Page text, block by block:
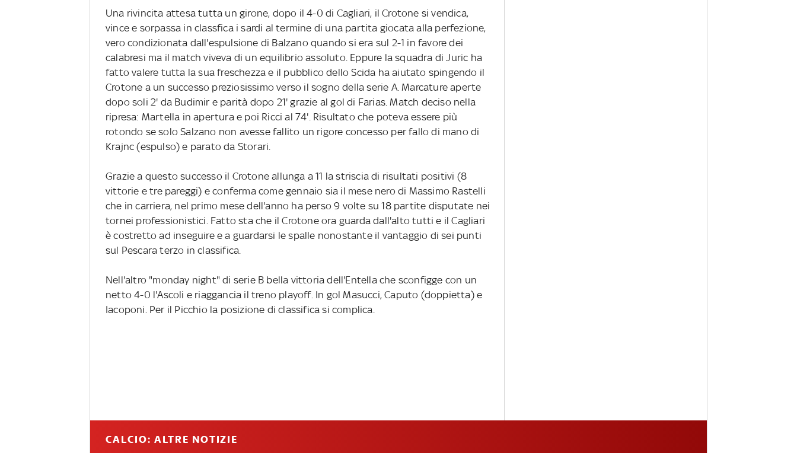
Una rivincita attesa tutta un girone, dopo il 4-0 di Cagliari, il Crotone si vendica,
vince e sorpassa in classfica i sardi al termine di una partita giocata alla perfezione,
vero condizionata dall'espulsione di Balzano quando si era sul 2-1 in favore dei
calabresi ma il match viveva di un equilibrio assoluto. Eppure la squadra di Juric ha
fatto valere tutta la sua freschezza e il pubblico dello Scida ha aiutato spingendo il
Crotone a un successo preziosissimo verso il sogno della serie A. Marcature aperte
dopo soli 2' da Budimir e parità dopo 21' grazie al gol di Farias. Match deciso nella
ripresa: Martella in apertura e poi Ricci al 74'. Risultato che poteva essere più
rotondo se solo Salzano non avesse fallito un rigore concesso per fallo di mano di
Krajnc (espulso) e parato da Storari.
Grazie a questo successo il Crotone allunga a 11 la striscia di risultati positivi (8
vittorie e tre pareggi) e conferma come gennaio sia il mese nero di Massimo Rastelli
che in carriera, nel primo mese dell'anno ha perso 9 volte su 18 partite disputate nei
tornei professionistici. Fatto sta che il Crotone ora guarda dall'alto tutti e il Cagliari
è costretto ad inseguire e a guardarsi le spalle nonostante il vantaggio di sei punti
sul Pescara terzo in classifica.
Nell'altro "monday night" di serie B bella vittoria dell'Entella che sconfigge con un
netto 4-0 l'Ascoli e riaggancia il treno playoff. In gol Masucci, Caputo (doppietta) e
Iacoponi. Per il Picchio la posizione di classifica si complica.
CALCIO: ALTRE NOTIZIE